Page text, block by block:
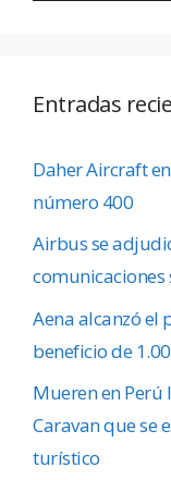
Entradas
Daher Aircraft
número 400
Airbus se
comunicaciones
Aena alcanzó el
beneficio de
Mueren en Perú
Caravan que se
turístico